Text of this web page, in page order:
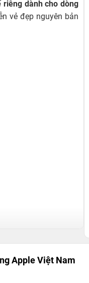
dành cho dòng
vẻ đẹp nguyên bản
Apple Việt Nam